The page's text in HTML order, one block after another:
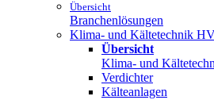
Übersicht
Branchenlösungen
Klima- und Kältetechnik
Übersicht
Klima- und
Verdichter
Kälteanlagen